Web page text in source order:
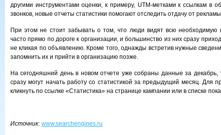
другими инструментами оценки, к примеру, UTM-метками к ссылкам в
звонков, новые отчеты статистики помогают отследить отдачу от
При этом не стоит забывать о том, что люди видят всю
часто прямо по дороге к организации, и большинство из них сразу
не кликая по объявлению. Кроме того, однажды встретив нужные
запомнить их и прийти в организацию позже.
На сегодняшний день в новом отчете уже собраны данные за декабрь,
сразу могут начать работу со статистикой за предыдущий месяц. Для
кликнуть по ссылке «Статистика» на странице кампании или в списке
Источник: www.searchengines.ru